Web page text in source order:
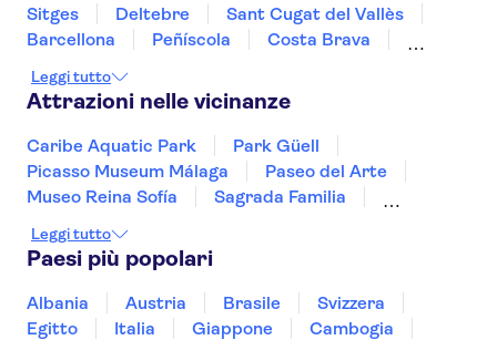
Sitges
Deltebre
Sant Cugat del Vallès
Barcellona
Peñíscola
Costa Brava
Girona
Sant Feliu de Guíxols
Leggi tutto
Attrazioni nelle vicinanze
Caribe Aquatic Park
Park Güell
Picasso Museum Málaga
Paseo del Arte
Museo Reina Sofía
Sagrada Familia
Stadio Santiago Bernabéu
Alhambra
Casa Batlló
Museo del Prado
Museo Picasso Casa Milà
Leggi tutto
Paesi più popolari
Albania Austria Brasile
Svizzera
Egitto
Italia Giappone
Cambogia